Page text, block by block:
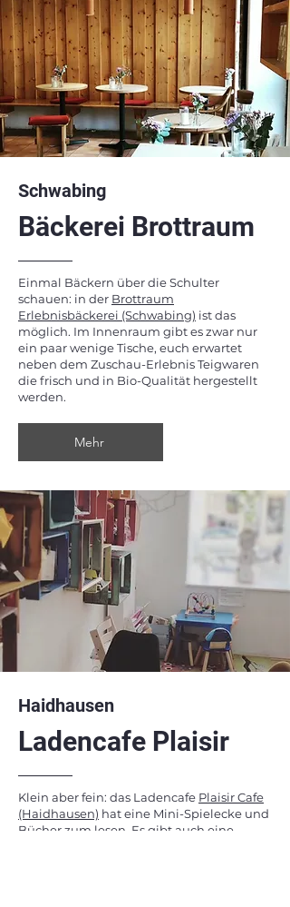
Schwabing
Bäckerei Brottraum
Einmal Bäckern über die Schulter
schauen: in der Brottraum
Erlebnisbäckerei (Schwabing) ist das
möglich. Im Innenraum gibt es zwar nur
ein paar wenige Tische, euch erwartet
neben dem Zuschau-Erlebnis Teigwaren
die frisch und in Bio-Qualität hergestellt
werden.
Mehr
Haidhausen
Ladencafe Plaisir
Klein aber fein: das Ladencafe Plaisir Cafe
(Haidhausen) hat eine Mini-Spielecke und
Bücher zum lesen. Es gibt auch eine